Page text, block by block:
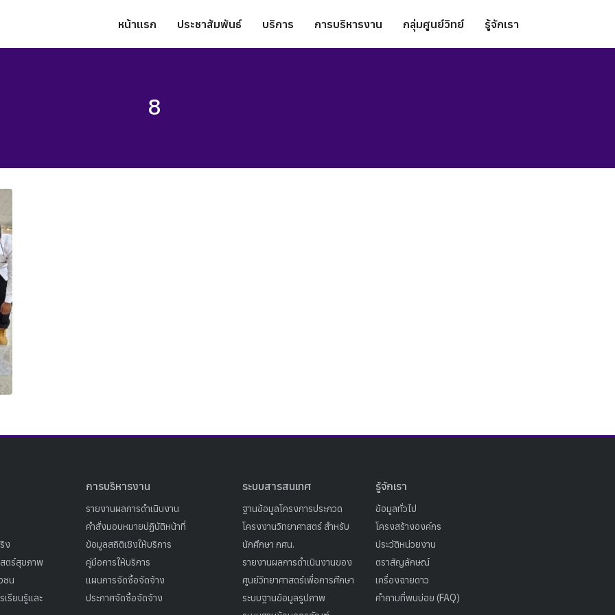
หน้าแรก ประชาสัมพันธ์ บริการ การบริหารงาน กลุ่มศูนย์วิทย์ รู้จักเรา
8
ง
ตร์สุขภาพ
ชน
เรียนรู้และ
การบริหารงาน
รายงานผลการดำเนินงาน
คำสั่งมอบหมายปฏิบัติหน้าที่
ข้อมูลสถิติเชิงให้บริการ
คู่มือการให้บริการ
แผนการจัดซื้อจัดจ้าง
ประกาศจัดซื้อจัดจ้าง
ระบบสารสนเทศ
ฐานข้อมูลโครงการประกวด
โครงงานวิทยาศาสตร์ สำหรับ
นักศึกษา กศน.
รายงานผลการดำเนินงานของ
ศูนย์วิทยาศาสตร์เพื่อการศึกษา
ระบบฐานข้อมูลรูปภาพ
รู้จักเรา
ข้อมูลทั่วไป
โครงสร้างองค์กร
ประวัติหน่วยงาน
ตราสัญลักษณ์
เครื่องฉายดาว
คำถามที่พบบ่อย (FAQ)